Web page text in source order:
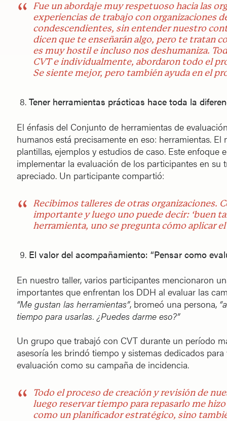
Fue un abordaje muy respetuoso hacia las
experiencias de trabajo con organizaciones
condescendientes, sin entender nuestro
dicen que te enseñarán algo, pero te tratan
es muy hostil e incluso nos deshumaniza.
CVT e individualmente, abordaron todo el
Se siente mejor, pero también ayuda en el
Tener herramientas prácticas hace toda la
El énfasis del Conjunto de herramientas de
humanos está precisamente en eso: herramientas.
plantillas, ejemplos y estudios de caso. Este enfoque
implementar la evaluación de los participantes en su
apreciado. Un participante compartió:
Recibimos talleres de otras organizaciones.
importante y luego uno puede decir: ‘buen
herramienta, uno se pregunta cómo aplicar
El valor del acompañamiento: “Pensar como
En nuestro taller, varios participantes mencionaron
importantes que enfrentan los DDH al evaluar las
“Me gustan las herramientas”, bromeó una persona,
tiempo para usarlas. ¿Puedes darme eso?”
Un grupo que trabajó con CVT durante un período
asesoría les brindó tiempo y sistemas dedicados
evaluación como su campaña de incidencia.
Todo el proceso de creación y revisión de
luego reservar tiempo para repasarlo me
como un planificador estratégico, sino